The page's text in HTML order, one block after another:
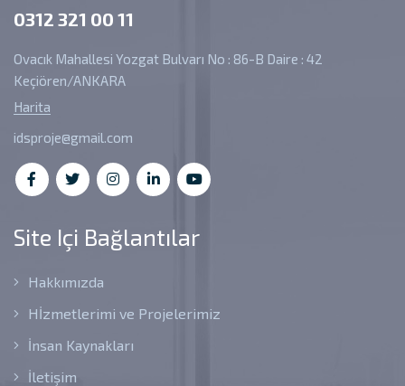
0312 321 00 11
Ovacık Mahallesi Yozgat Bulvarı No : 86-B Daire : 42
Keçiören/ANKARA
Harita
idsproje@gmail.com
Site Içi Bağlantılar
Hakkımızda
Hİzmetlerimi ve Projelerimiz
İnsan Kaynakları
İletişim